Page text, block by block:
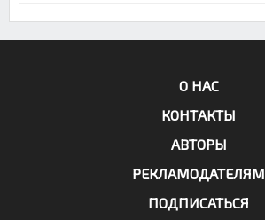
О НАС
КОНТАКТЫ
АВТОРЫ
РЕКЛАМОДАТЕЛЯМ
ПОДПИСАТЬСЯ